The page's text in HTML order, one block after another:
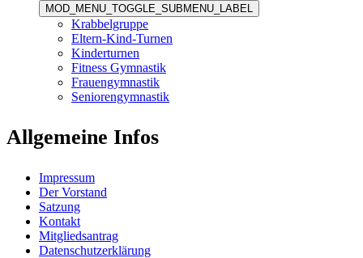
MOD_MENU_TOGGLE_SUBMENU_LABEL
Krabbelgruppe
Eltern-Kind-Turnen
Kinderturnen
Fitness Gymnastik
Frauengymnastik
Seniorengymnastik
Allgemeine Infos
Impressum
Der Vorstand
Satzung
Kontakt
Mitgliedsantrag
Datenschutzerklärung